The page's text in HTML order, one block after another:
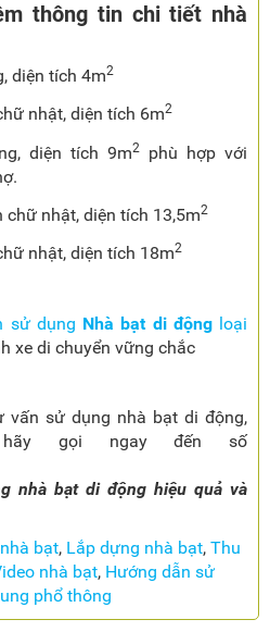
thông tin chi tiết nhà
diện tích 4m2
nhật, diện tích 6m2
diện tích 9m2
phù hợp với
chữ nhật, diện tích 13,5m2
nhật, diện tích 18m2
sử dụng Nhà bạt di độngloại
xe di chuyển vững chắc
vấn sử dụng nhà bạt di động,
gọi ngay đến số
nhà bạt di động hiệu quả và
bạt, Lắp dựng nhà bạt, Thu
nhà bạt, Hướng dẫn sử
phổ thông